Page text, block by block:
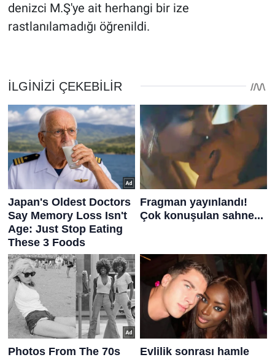
denizci M.Ş'ye ait herhangi bir ize
rastlanılamadığı öğrenildi.